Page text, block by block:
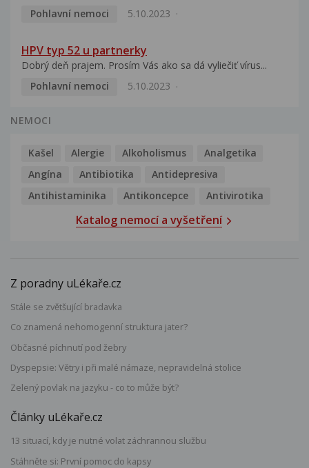
Pohlavní nemoci
5.10.2023
HPV typ 52 u partnerky
Dobrý deň prajem. Prosím Vás ako sa dá vyliečiť vírus...
Pohlavní nemoci
5.10.2023
NEMOCI
Kašel Alergie Alkoholismus
Analgetika
Angína
Antibiotika
Antidepresiva
Antihistaminika
Antikoncepce Antivirotika
Katalog nemocí a vyšetření
Z poradny uLékaře.cz
Stále se zvětšující bradavka
Co znamená nehomogenní struktura jater?
Občasné píchnutí pod žebry
Dyspepsie: Větry i při malé námaze, nepravidelná stolice
Zelený povlak na jazyku - co to může být?
Články uLékaře.cz
13 situací, kdy je nutné volat záchrannou službu
Stáhněte si: První pomoc do kapsy